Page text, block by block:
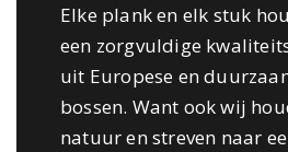
Elke plank en elk stuk
een zorgvuldige
uit Europese en
bossen. Want ook wij
natuur en streven naar